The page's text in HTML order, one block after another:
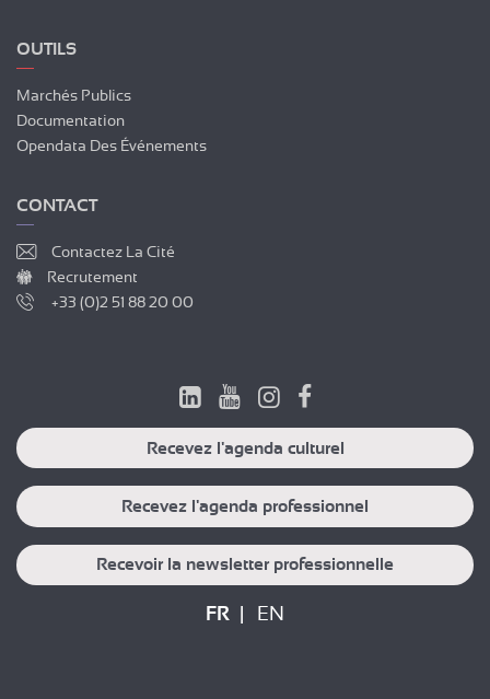
OUTILS
Marchés Publics
Documentation
Opendata Des Événements
CONTACT
Contactez La Cité
Recrutement
+33 (0)2 51 88 20 00
Recevez l'agenda culturel
Recevez l'agenda professionnel
Recevoir la newsletter professionnelle
FR EN